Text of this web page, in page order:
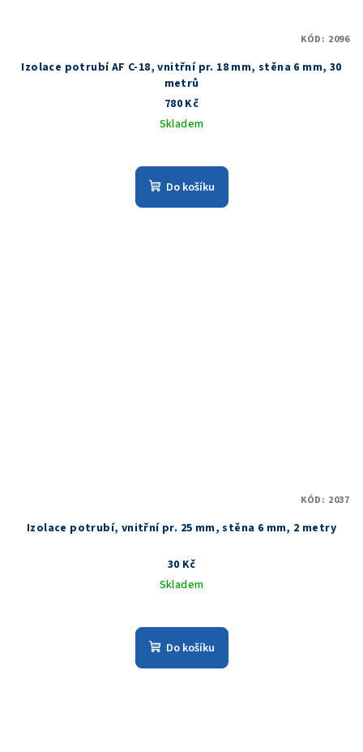
Izolace potrubí AF C-18, vnitřní pr. 18 mm, stěna 6 mm, 30
metrů
780 Kč
Skladem
Do košíku
KÓD: 2096
Izolace potrubí, vnitřní pr. 25 mm, stěna 6 mm, 2 metry
30 Kč
Skladem
Do košíku
KÓD: 2037